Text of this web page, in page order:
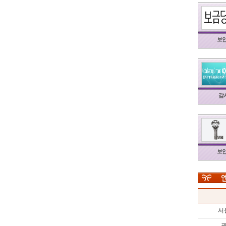
보
감
보
서